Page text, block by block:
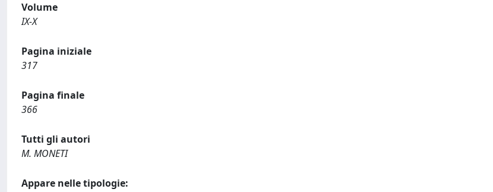
Volume
IX-X
Pagina iniziale
317
Pagina finale
366
Tutti gli autori
M. MONETI
Appare nelle tipologie: